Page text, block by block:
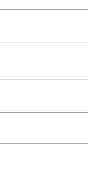
:
se...